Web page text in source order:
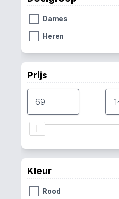
37 ⅓
38
38 ⅔
40 ⅔
43
43 ⅓
Dames
Heren
Prijs
Kleur
Rood